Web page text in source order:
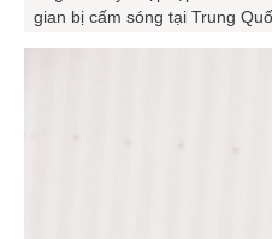
gian bị cấm sóng tại Trung